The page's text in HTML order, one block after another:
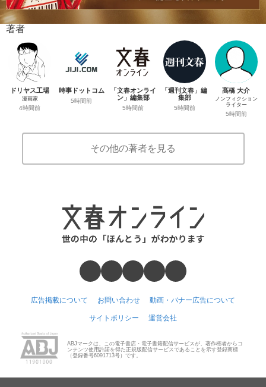
著者
ドリヤス工場
漫画家
4時間前
時事ドットコム
5時間前
「文春オンライ
ン」編集部
5時間前
「週刊文春」編
集部
5時間前
髙橋 大介
ノンフィクション
ライター
5時間前
その他の著者を見る
広告掲載について お問い合わせ 動画・バナー広告について
サイトポリシー 運営会社
ABJマークは、この電子書店・電子書籍配信サービスが、著作権者からコ
ンテンツ使用許諾を得た正規版配信サービスであることを示す登録商標
（登録番号6091713号）です。